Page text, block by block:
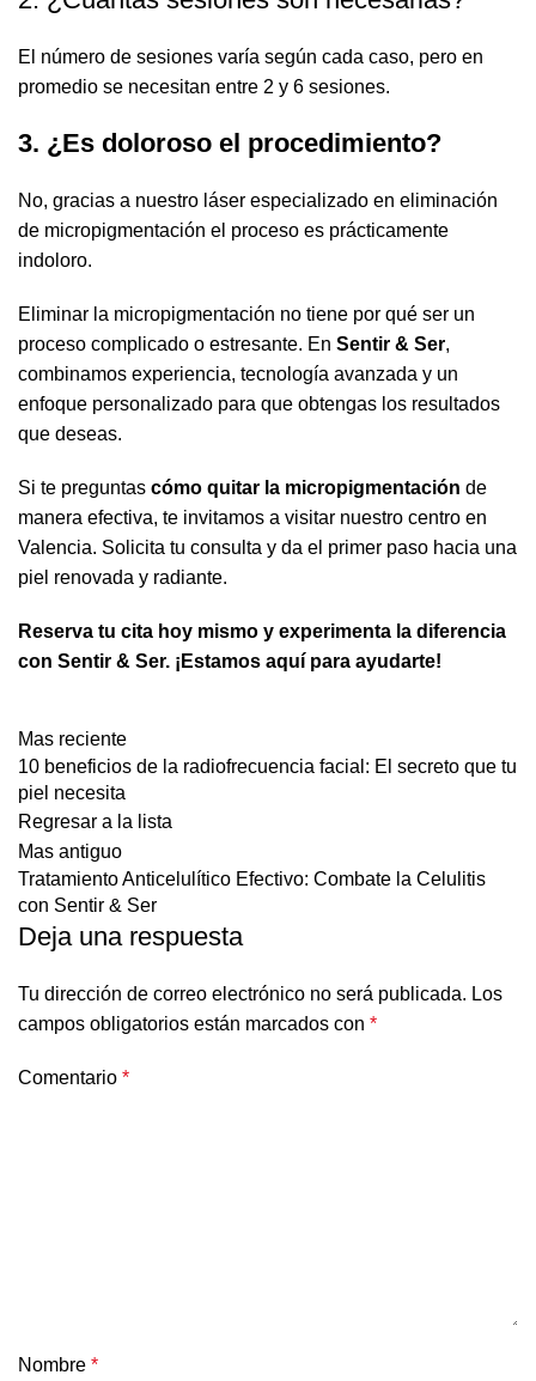
El número de sesiones varía según cada caso, pero en
promedio se necesitan entre 2 y 6 sesiones.
3. ¿Es doloroso el procedimiento?
No, gracias a nuestro láser especializado en eliminación
de micropigmentación el proceso es prácticamente
indoloro.
Eliminar la micropigmentación no tiene por qué ser un
proceso complicado o estresante. En Sentir & Ser,
combinamos experiencia, tecnología avanzada y un
enfoque personalizado para que obtengas los resultados
que deseas.
Si te preguntas cómo quitar la micropigmentación de
manera efectiva, te invitamos a visitar nuestro centro en
Valencia. Solicita tu consulta y da el primer paso hacia una
piel renovada y radiante.
Reserva tu cita hoy mismo y experimenta la diferencia
con Sentir & Ser. ¡Estamos aquí para ayudarte!
Mas reciente
10 beneficios de la radiofrecuencia facial: El secreto que tu
piel necesita
Regresar a la lista
Mas antiguo
Tratamiento Anticelulítico Efectivo: Combate la Celulitis
con Sentir & Ser
Deja una respuesta
Tu dirección de correo electrónico no será publicada. Los
campos obligatorios están marcados con *
Comentario *
Nombre *